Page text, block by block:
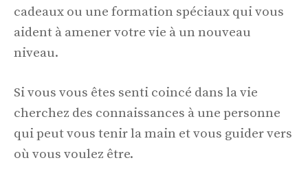
cadeaux ou une formation spéciaux qui vous
aident à amener votre vie à un nouveau
niveau.
Si vous vous êtes senti coincé dans la vie
cherchez des connaissances à une personne
qui peut vous tenir la main et vous guider vers
où vous voulez être.